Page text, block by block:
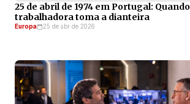
25 de abril de 1974 em Portugal:
trabalhadora toma a dianteira
Europa 25 de abr de 2026